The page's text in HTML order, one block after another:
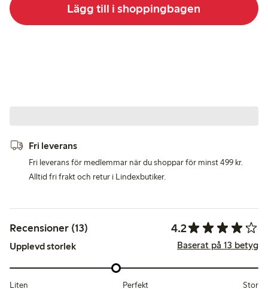
Lägg till i shoppingbagen
Fri leverans
Fri leverans för medlemmar när du shoppar för minst 499 kr.
Alltid fri frakt och retur i Lindexbutiker.
Recensioner (13) 4.2
Upplevd storlek Baserat på 13 betyg
Liten Perfekt Stor